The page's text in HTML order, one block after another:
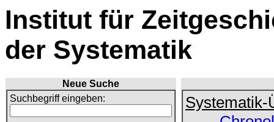
Institut für
der Systematik
Neue Suche
Suchbegriff eingeben:
Systematik-